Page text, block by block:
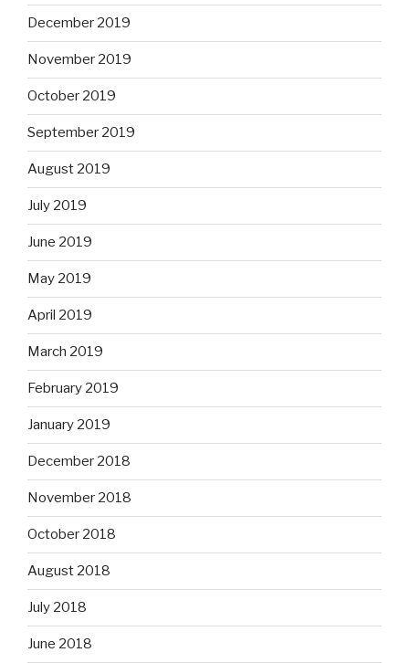
December 2019
November 2019
October 2019
September 2019
August 2019
July 2019
June 2019
May 2019
April 2019
March 2019
February 2019
January 2019
December 2018
November 2018
October 2018
August 2018
July 2018
June 2018